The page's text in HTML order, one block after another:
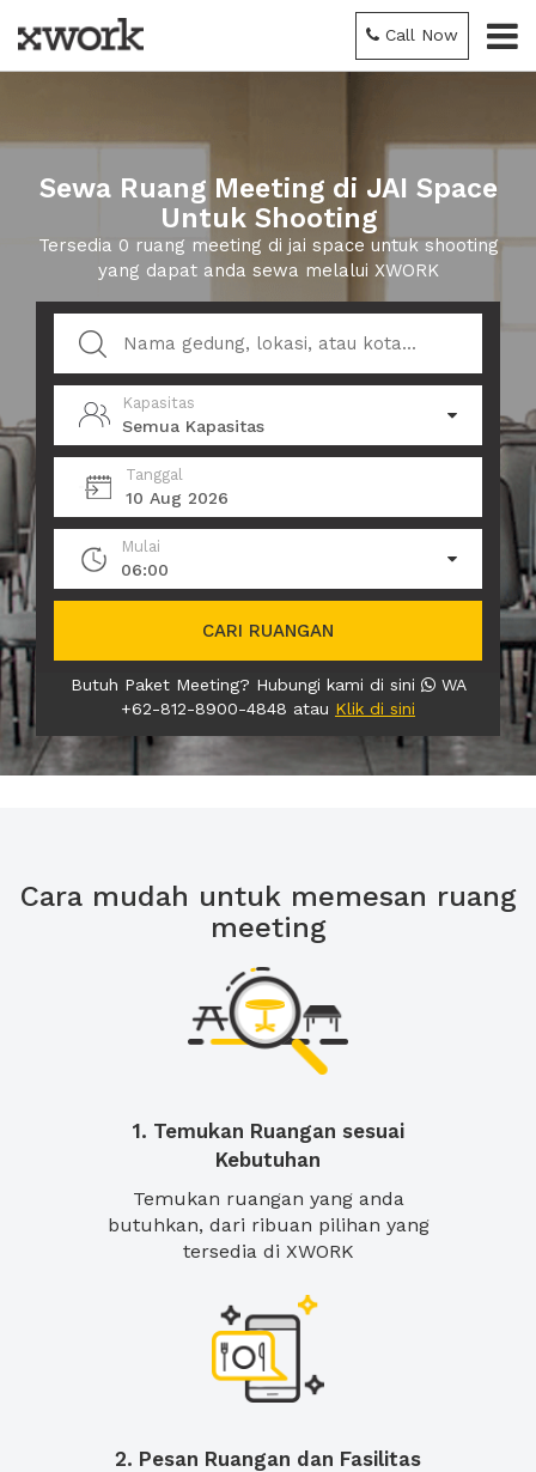
Call Now
Sewa Ruang Meeting di JAI Space
Untuk Shooting
Tersedia 0 ruang meeting di jai space untuk shooting
yang dapat anda sewa melalui XWORK
Kapasitas
Semua Kapasitas
Tanggal
10 Aug 2026
Mulai
06:00
CARI RUANGAN
Butuh Paket Meeting? Hubungi kami di sini
WA
+62-812-8900-4848 atau Klik di sini
Cara mudah untuk memesan ruang
meeting
1. Temukan Ruangan sesuai
Kebutuhan
Temukan ruangan yang anda
butuhkan, dari ribuan pilihan yang
tersedia di XWORK
2. Pesan Ruangan dan Fasilitas